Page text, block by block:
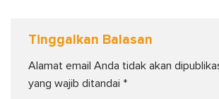
Tinggalkan Balasan
Alamat email Anda tidak akan
yang wajib ditandai *